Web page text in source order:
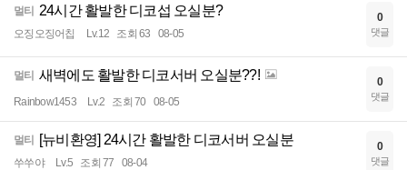
멀티 24시간 활발한 디코섭 오실분?
오징오징어칩 Lv.12 조회 63 08-05
0
댓글
멀티 새벽에도 활발한 디코서버 오실분??!
Rainbow1453 Lv.2 조회 70 08-05
0
댓글
멀티 [뉴비환영] 24시간 활발한 디코서버 오실분
쑤쑤야 Lv.5 조회 77 08-04
0
댓글